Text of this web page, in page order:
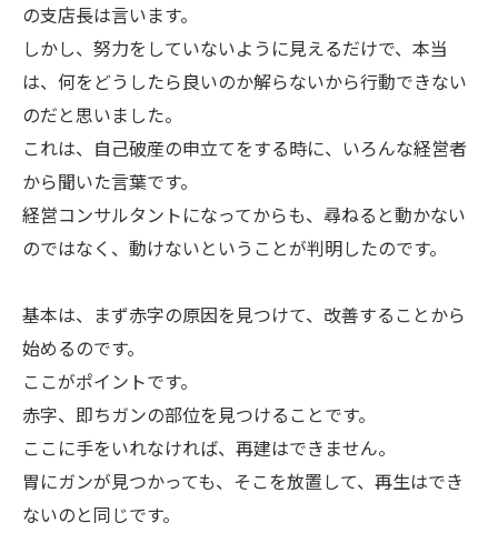
の支店長は言います。
しかし、努力をしていないように見えるだけで、本当
は、何をどうしたら良いのか解らないから行動できない
のだと思いました。
これは、自己破産の申立てをする時に、いろんな経営者
から聞いた言葉です。
経営コンサルタントになってからも、尋ねると動かない
のではなく、動けないということが判明したのです。
基本は、まず赤字の原因を見つけて、改善することから
始めるのです。
ここがポイントです。
赤字、即ちガンの部位を見つけることです。
ここに手をいれなければ、再建はできません。
胃にガンが見つかっても、そこを放置して、再生はでき
ないのと同じです。